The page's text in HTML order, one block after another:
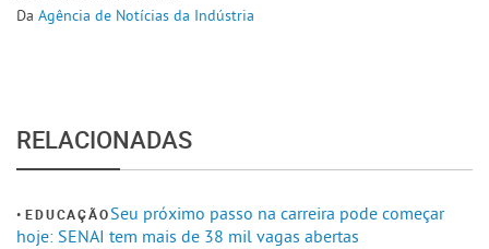
Da Agência de Notícias da Indústria
RELACIONADAS
EDUCAÇÃOSeu próximo passo na carreira pode começar
hoje: SENAI tem mais de 38 mil vagas abertas